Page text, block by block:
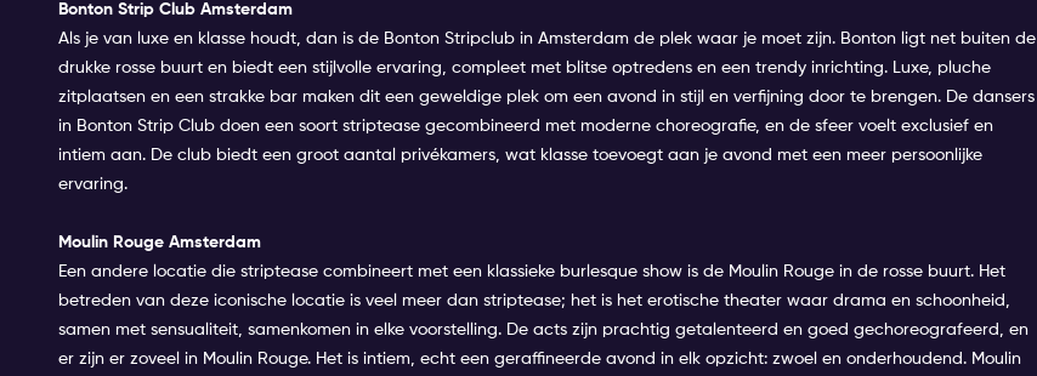
Bonton Strip Club Amsterdam
Als je van luxe en klasse houdt, dan is de Bonton Stripclub in Amsterdam de plek waar je moet zijn. Bonton ligt net buiten de
drukke rosse buurt en biedt een stijlvolle ervaring, compleet met blitse optredens en een trendy inrichting. Luxe, pluche
zitplaatsen en een strakke bar maken dit een geweldige plek om een avond in stijl en verfijning door te brengen. De dansers
in Bonton Strip Club doen een soort striptease gecombineerd met moderne choreografie, en de sfeer voelt exclusief en
intiem aan. De club biedt een groot aantal privékamers, wat klasse toevoegt aan je avond met een meer persoonlijke
ervaring.
Moulin Rouge Amsterdam
Een andere locatie die striptease combineert met een klassieke burlesque show is de Moulin Rouge in de rosse buurt. Het
betreden van deze iconische locatie is veel meer dan striptease; het is het erotische theater waar drama en schoonheid,
samen met sensualiteit, samenkomen in elke voorstelling. De acts zijn prachtig getalenteerd en goed gechoreografeerd, en
er zijn er zoveel in Moulin Rouge. Het is intiem, echt een geraffineerde avond in elk opzicht: zwoel en onderhoudend. Moulin